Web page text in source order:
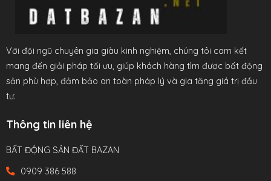
Với đội ngũ chuyên gia giàu kinh nghiệm, chúng tôi cam kết
mang đến giải pháp tối ưu, giúp khách hàng tìm được bất động
sản phù hợp, đảm bảo an toàn pháp lý và gia tăng giá trị đầu
tư.
Thông tin liên hệ
BẤT ĐỘNG SẢN ĐẤT BAZAN
0909 386 588